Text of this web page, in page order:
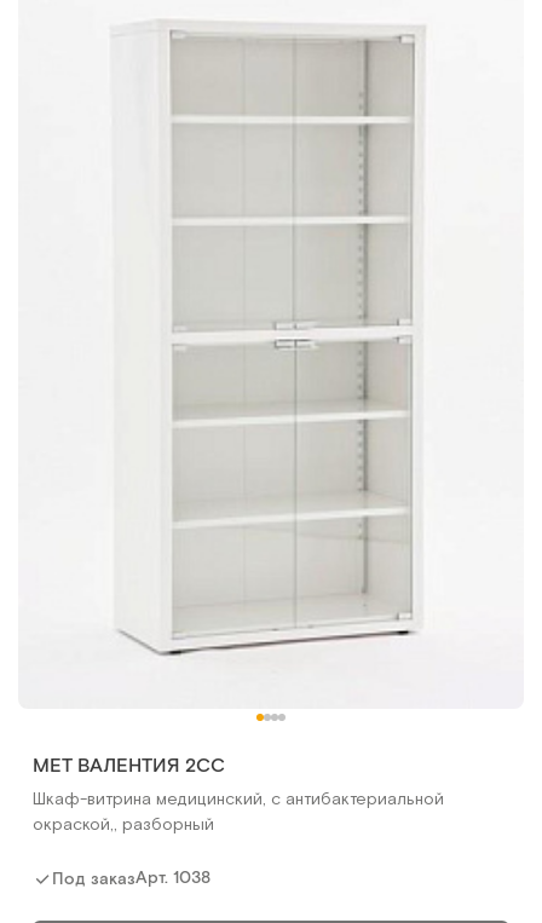
МЕТ ВАЛЕНТИЯ 2СС
Шкаф-витрина медицинский, с антибактериальной
окраской,, разборный
Под заказАрт. 1038